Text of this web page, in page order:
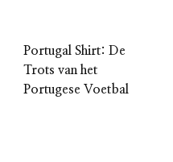
Portugal Shirt: De
Trots van het
Portugese Voetbal